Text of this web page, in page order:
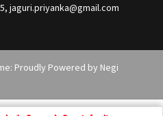
jaguri.priyanka@gmail.com
Proudly Powered by Negi